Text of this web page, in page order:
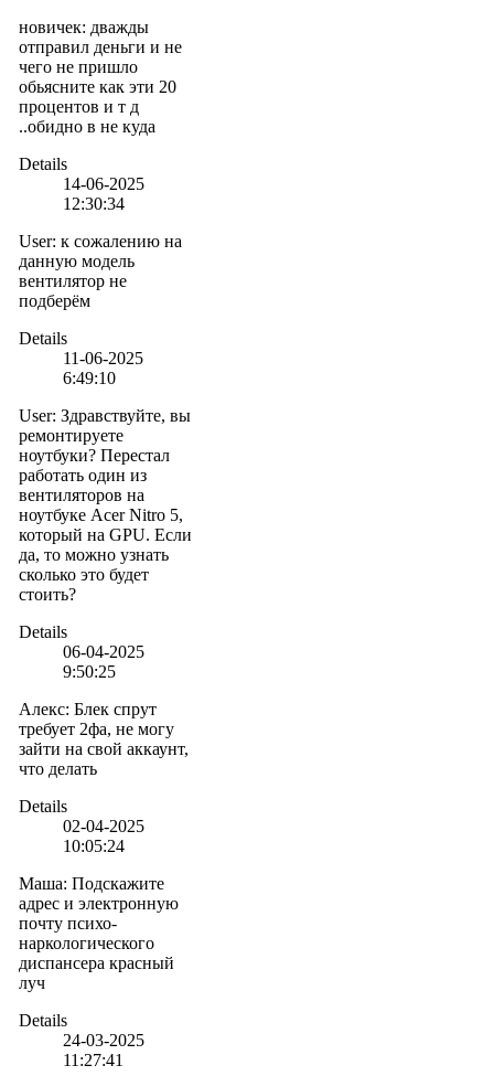
новичек: дважды
отправил деньги и не
чего не пришло
обьясните как эти 20
процентов и т д
..обидно в не куда
Details
14-06-2025
12:30:34
User: к сожалению на
данную модель
вентилятор не
подберём
Details
11-06-2025
6:49:10
User: Здравствуйте, вы
ремонтируете
ноутбуки? Перестал
работать один из
вентиляторов на
ноутбуке Acer Nitro 5,
который на GPU. Если
да, то можно узнать
сколько это будет
стоить?
Details
06-04-2025
9:50:25
Алекс: Блек спрут
требует 2фа, не могу
зайти на свой аккаунт,
что делать
Details
02-04-2025
10:05:24
Маша: Подскажите
адрес и электронную
почту психо-
наркологического
диспансера красный
луч
Details
24-03-2025
11:27:41